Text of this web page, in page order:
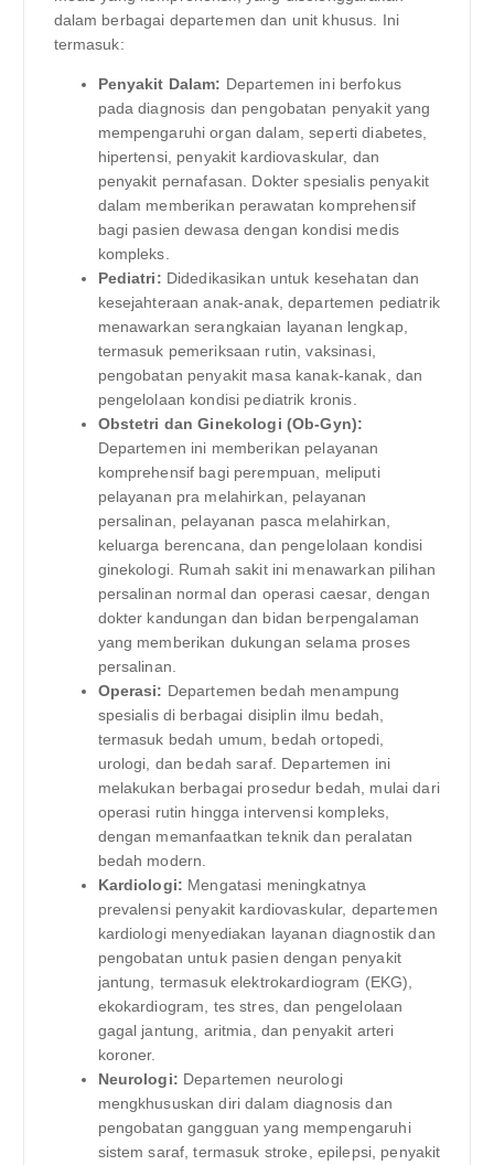
dalam berbagai departemen dan unit khusus. Ini
termasuk:
Penyakit Dalam: Departemen ini berfokus
pada diagnosis dan pengobatan penyakit yang
mempengaruhi organ dalam, seperti diabetes,
hipertensi, penyakit kardiovaskular, dan
penyakit pernafasan. Dokter spesialis penyakit
dalam memberikan perawatan komprehensif
bagi pasien dewasa dengan kondisi medis
kompleks.
Pediatri: Didedikasikan untuk kesehatan dan
kesejahteraan anak-anak, departemen pediatrik
menawarkan serangkaian layanan lengkap,
termasuk pemeriksaan rutin, vaksinasi,
pengobatan penyakit masa kanak-kanak, dan
pengelolaan kondisi pediatrik kronis.
Obstetri dan Ginekologi (Ob-Gyn):
Departemen ini memberikan pelayanan
komprehensif bagi perempuan, meliputi
pelayanan pra melahirkan, pelayanan
persalinan, pelayanan pasca melahirkan,
keluarga berencana, dan pengelolaan kondisi
ginekologi. Rumah sakit ini menawarkan pilihan
persalinan normal dan operasi caesar, dengan
dokter kandungan dan bidan berpengalaman
yang memberikan dukungan selama proses
persalinan.
Operasi: Departemen bedah menampung
spesialis di berbagai disiplin ilmu bedah,
termasuk bedah umum, bedah ortopedi,
urologi, dan bedah saraf. Departemen ini
melakukan berbagai prosedur bedah, mulai dari
operasi rutin hingga intervensi kompleks,
dengan memanfaatkan teknik dan peralatan
bedah modern.
Kardiologi: Mengatasi meningkatnya
prevalensi penyakit kardiovaskular, departemen
kardiologi menyediakan layanan diagnostik dan
pengobatan untuk pasien dengan penyakit
jantung, termasuk elektrokardiogram (EKG),
ekokardiogram, tes stres, dan pengelolaan
gagal jantung, aritmia, dan penyakit arteri
koroner.
Neurologi: Departemen neurologi
mengkhususkan diri dalam diagnosis dan
pengobatan gangguan yang mempengaruhi
sistem saraf, termasuk stroke, epilepsi, penyakit